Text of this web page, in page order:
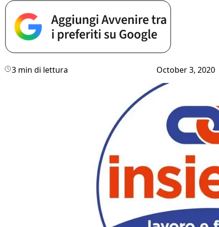
3 min di lettura October 3, 2020